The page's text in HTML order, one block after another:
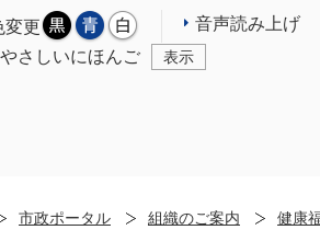
変更 音声読み上げ
やさしいにほんご 表示
市政ポータル 組織のご案内 健康